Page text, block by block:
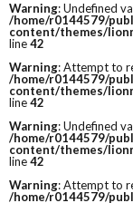
Warning: Undefined
/home/r0144579/
content/themes/
line42
Warning: Attempt to
/home/r0144579/
content/themes/
line42
Warning: Undefined
/home/r0144579/
content/themes/
line42
Warning: Attempt to
/home/r0144579/